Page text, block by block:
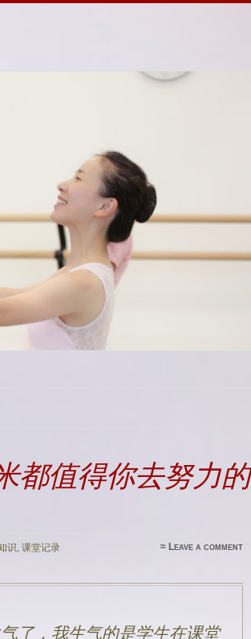
都值得你去努力的
识, 课堂记录 ≈ Leave a comment
了，我生气的是学生在课堂